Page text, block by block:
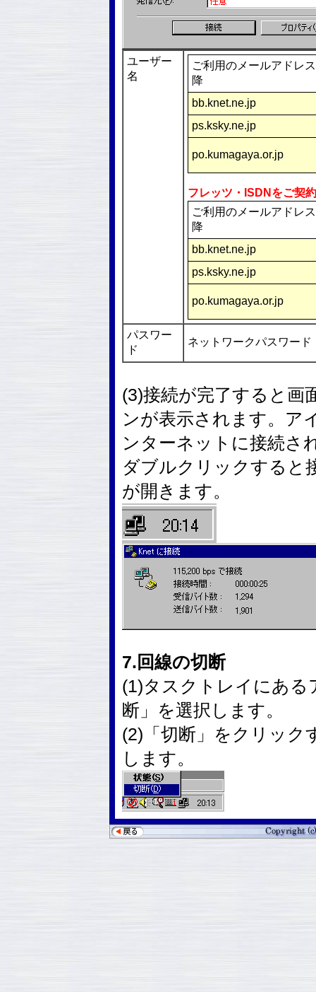
ユーザー
名
ご利用のメールアドレ
降
bb.knet.ne.jp
ps.ksky.ne.jp
po.kumagaya.or.jp
フレッツ・ISDNをご契
ご利用のメールアドレ
降
bb.knet.ne.jp
ps.ksky.ne.jp
po.kumagaya.or.jp
パスワー
ド
ネットワークパスワード
(3)接続が完了すると画
ンが表示されます。ア
ンターネットに接続さ
ダブルクリックすると
が開きます。
7.回線の切断
(1)タスクトレイにあ
断」を選択します。
(2)「切断」をクリック
します。